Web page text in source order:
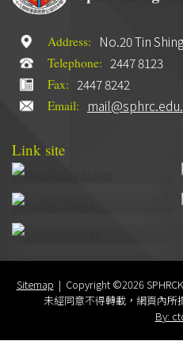
Address: No.20 Tin
Telephone: 2447 8123
Fax: 2447 8242
Email:
Link site
Sitemap | Copyright ©2026
未經同意不得轉載，網頁內
By: